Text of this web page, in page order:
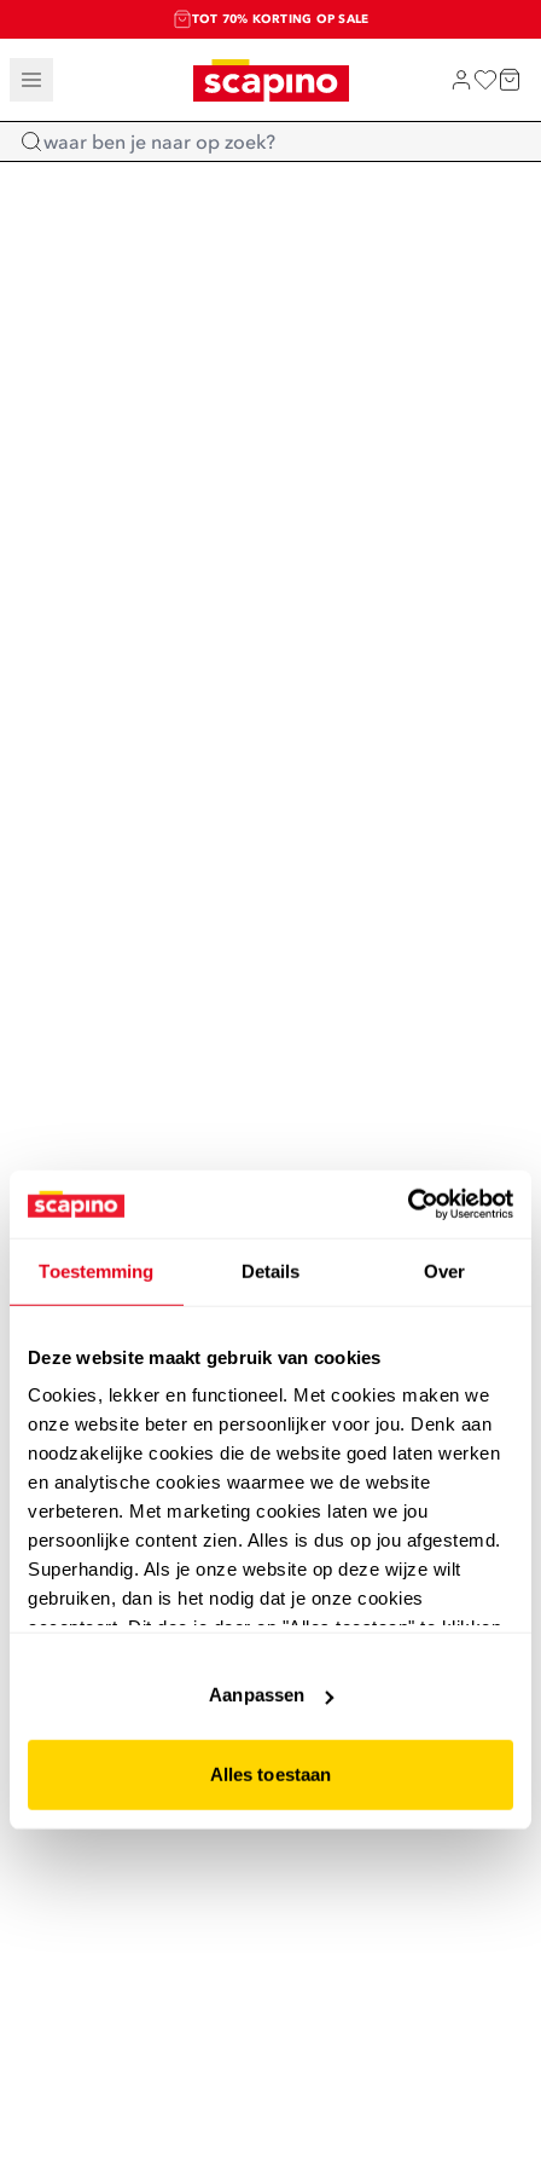
Toestemming Details Over
Deze website maakt gebruik van cookies
Cookies, lekker en functioneel. Met cookies maken we
onze website beter en persoonlijker voor jou. Denk aan
noodzakelijke cookies die de website goed laten werken
en analytische cookies waarmee we de website
verbeteren. Met marketing cookies laten we jou
persoonlijke content zien. Alles is dus op jou afgestemd.
Superhandig. Als je onze website op deze wijze wilt
gebruiken, dan is het nodig dat je onze cookies
accepteert. Dit doe je door op "Alles toestaan" te klikken.
website niet optimaal functioneert.
Aanpassen
Alles toestaan
TOT 70% KORTING OP SALE
SALE: LAATSTE KANS!
SHOP NIEUW
Home